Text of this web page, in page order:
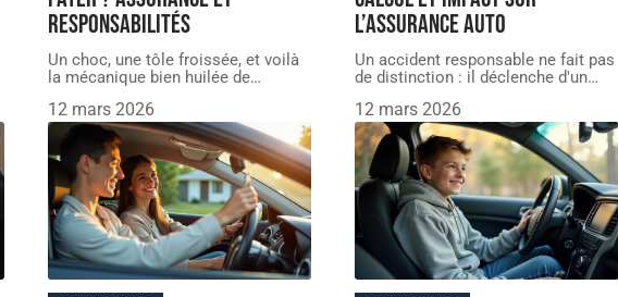
responsabilités
Un choc, une tôle froissée, et voilà
la mécanique bien huilée de…
12 mars 2026
l’assurance auto
Un accident responsable ne fait pas
de distinction : il déclenche d'un…
12 mars 2026